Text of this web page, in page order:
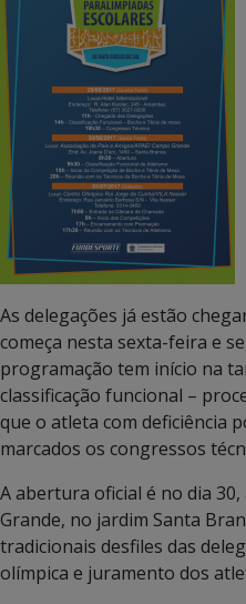
As delegações já estão
começa nesta sexta-feira e
programação tem início na
classificação funcional –
que o atleta com deficiência
marcados os congressos
A abertura oficial é no dia 30,
Grande, no jardim Santa
tradicionais desfiles das
olímpica e juramento dos